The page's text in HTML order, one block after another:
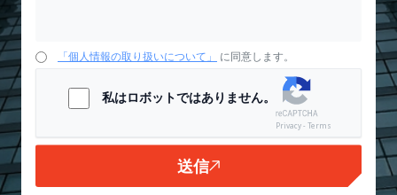
「個人情報の取り扱いについて」 に同意します。
私はロボットではありません。
Privacy - Terms
送信